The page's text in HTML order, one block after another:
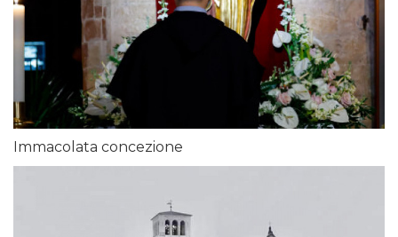
Immacolata concezione